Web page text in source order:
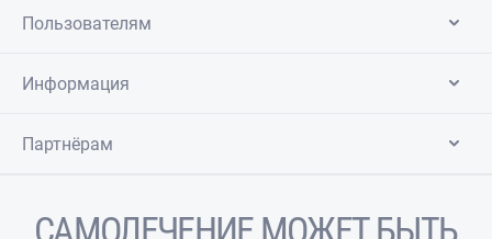
Пользователям
Информация
Партнёрам